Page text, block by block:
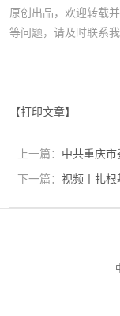
原创出品，欢迎转载
等问题，请及时联系我
【打印文章】
上一篇：
下一篇：